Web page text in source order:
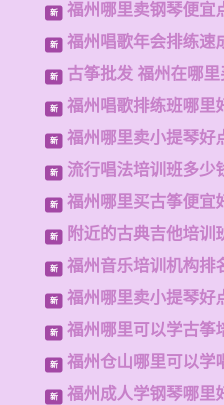
新 福州哪里卖钢琴便宜
新 福州唱歌年会排练速
新 古筝批发 福州在哪
新 福州唱歌排练班哪里
新 福州哪里卖小提琴好
新 流行唱法培训班多少
新 福州哪里买古筝便宜
新 附近的古典吉他培训
新 福州音乐培训机构排
新 福州哪里卖小提琴好
新 福州哪里可以学古筝
新 福州仓山哪里可以学
新 福州成人学钢琴哪里